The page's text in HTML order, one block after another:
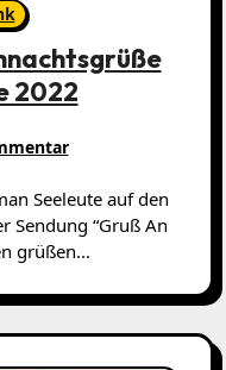
2022
Sendung “Gruß An
grüßen...